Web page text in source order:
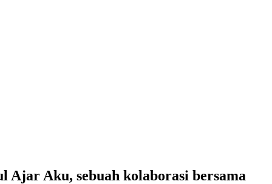
Ajar Aku, sebuah kolaborasi bersama